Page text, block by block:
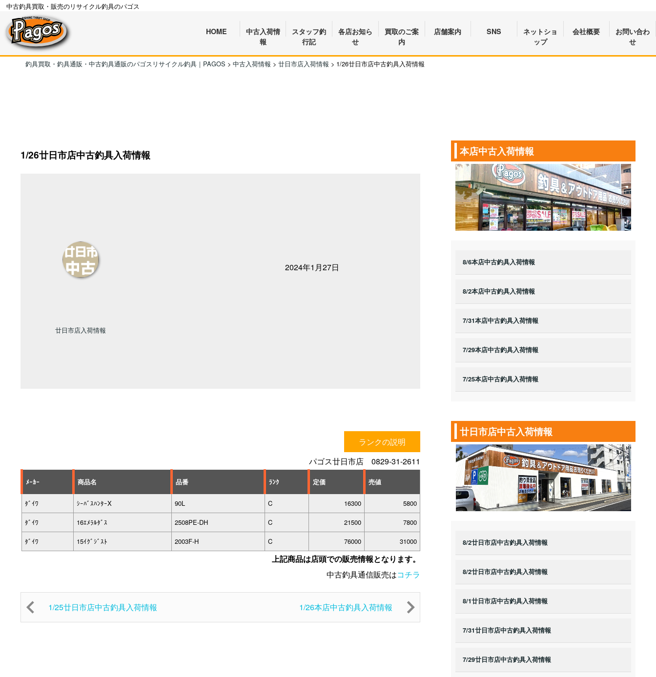
中古釣具買取・販売のリサイクル釣具のパゴス
HOME
中古入荷情
報
スタッフ釣
行記
各店お知ら
せ
買取のご案
内
店舗案内 SNS
ネットショ
ップ
会社概要
お問い合わ
せ
釣具買取・釣具通販・中古釣具通販のパゴスリサイクル釣具｜PAGOS > 中古入荷情報 > 廿日市店入荷情報 > 1/26廿日市店中古釣具入荷情報
1/26廿日市店中古釣具入荷情報
廿日市店入荷情報
2024年1月27日
ランクの説明
パゴス廿日市店 0829-31-2611
ﾒｰｶｰ 商品名 品番 ﾗﾝｸ 定価 売値
ﾀﾞｲﾜ ｼｰﾊﾞｽﾊﾝﾀｰX 90L C 16300 5800
ﾀﾞｲﾜ 16ｴﾒﾗﾙﾀﾞｽ 2508PE-DH C 21500 7800
ﾀﾞｲﾜ 15ｲｸﾞｼﾞｽﾄ 2003F-H C 76000 31000
上記商品は店頭での販売情報となります。
中古釣具通信販売はコチラ
1/25廿日市店中古釣具入荷情報 1/26本店中古釣具入荷情報
本店中古入荷情報
8/6本店中古釣具入荷情報
8/2本店中古釣具入荷情報
7/31本店中古釣具入荷情報
7/29本店中古釣具入荷情報
7/25本店中古釣具入荷情報
廿日市店中古入荷情報
8/2廿日市店中古釣具入荷情報
8/2廿日市店中古釣具入荷情報
8/1廿日市店中古釣具入荷情報
7/31廿日市店中古釣具入荷情報
7/29廿日市店中古釣具入荷情報